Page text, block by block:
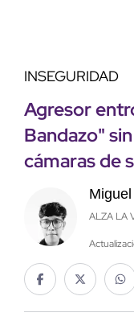
INSEGURIDAD
Agresor
Bandazo"
cámaras de
ALZA LA